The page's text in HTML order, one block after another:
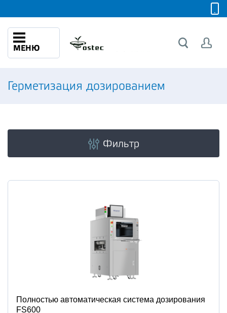
МЕНЮ
Герметизация дозированием
Фильтр
Полностью автоматическая система дозирования
FS600